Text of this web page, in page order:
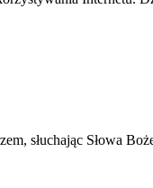
słuchając Słowa